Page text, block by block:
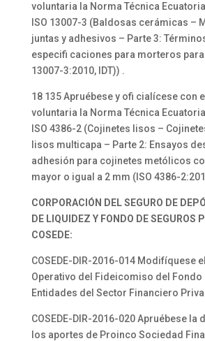
voluntaria la Norma Técnica
ISO 13007-3 (Baldosas cerámicas –
juntas y adhesivos – Parte 3:
especifi caciones para morteros para
13007-3:2010, IDT)) .
18 135 Apruébese y ofi cialícese con
voluntaria la Norma Técnica
ISO 4386-2 (Cojinetes lisos –
lisos multicapa – Parte 2: Ensayos
adhesión para cojinetes metólicos
mayor o igual a 2 mm (ISO 4386-
CORPORACIÓN DEL SEGURO DE
DE LIQUIDEZ Y FONDO DE SEGUROS
COSEDE:
COSEDE-DIR-2016-014 Modifíquese
Operativo del Fideicomiso del Fondo
Entidades del Sector Financiero
COSEDE-DIR-2016-020 Apruébese la
los aportes de Proinco Sociedad